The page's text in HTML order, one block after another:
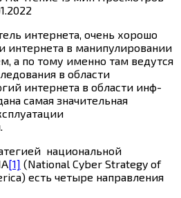
интернета, очень хорошо
интернета в манипулировании
а по тому именно там ведутся
в области
интернета в области инф-
самая значительная
национальной
[1] (National Cyber Strategy of
есть четыре направления